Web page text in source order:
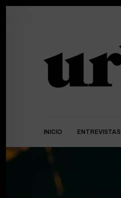
INICIO ENTREVISTAS